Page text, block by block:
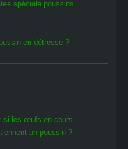
spéciale poussins
en détresse ?
si les œufs en cours
un poussin ?